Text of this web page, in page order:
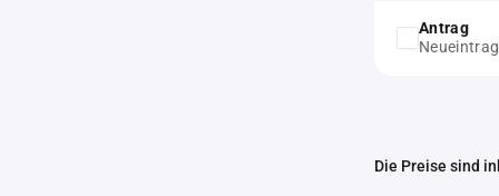
Antrag
Die Preise sind